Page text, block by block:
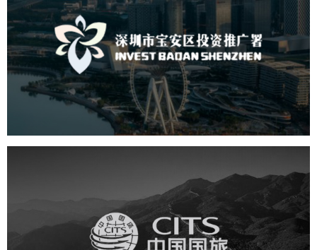
深圳市宝安区投资推广署
机构组织 国企 品牌官网 网站建设 网站设计
中国国旅